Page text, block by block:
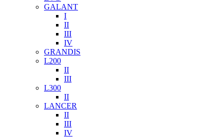
GALANT
I
II
III
IV
GRANDIS
L200
II
III
L300
II
LANCER
II
III
IV